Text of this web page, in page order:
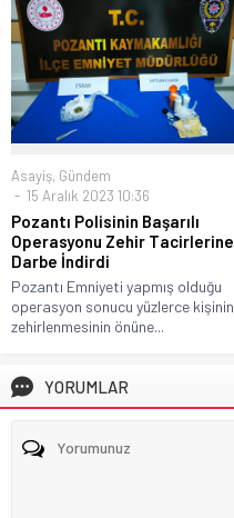
Asayiş, Gündem
15 Aralık 2023 10:36
Pozantı Polisinin Başarılı
Operasyonu Zehir Tacirlerine
Darbe İndirdi
Pozantı Emniyeti yapmış olduğu
operasyon sonucu yüzlerce kişinin
zehirlenmesinin önüne...
YORUMLAR